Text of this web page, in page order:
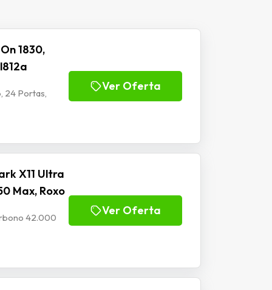
1830,
24 Portas,
Ver Oferta
X11 Ultra
Max, Roxo
42.000
Ver Oferta